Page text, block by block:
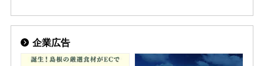
企業広告